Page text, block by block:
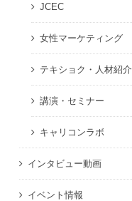
JCEC
女性マーケティング
テキショク・人材紹介
講演・セミナー
キャリコンラボ
インタビュー動画
イベント情報